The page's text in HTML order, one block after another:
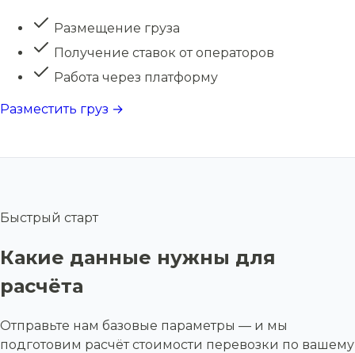
Размещение груза
Получение ставок от операторов
Работа через платформу
Разместить груз →
Быстрый старт
Какие данные нужны для
расчёта
Отправьте нам базовые параметры — и мы
подготовим расчёт стоимости перевозки по вашему